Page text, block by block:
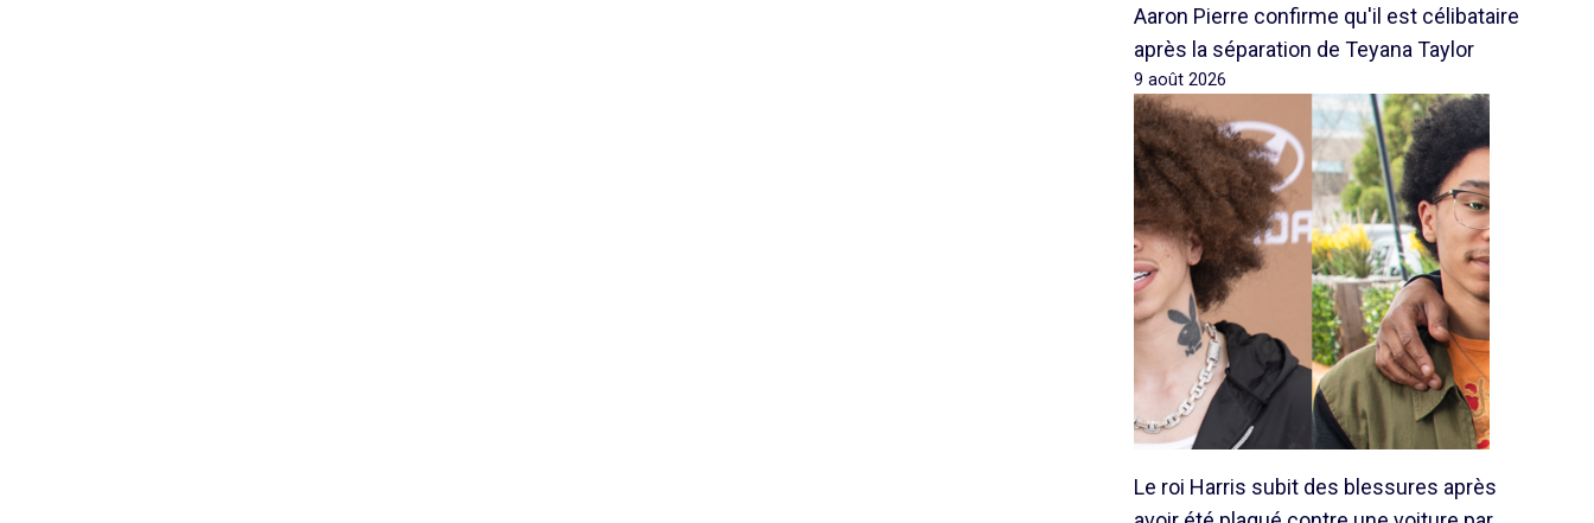
Aaron Pierre confirme qu'il est célibataire
après la séparation de Teyana Taylor
9 août 2026
Le roi Harris subit des blessures après